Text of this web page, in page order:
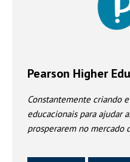
Pearson Higher
Constantemente criando
educacionais para ajudar
prosperarem no mercado